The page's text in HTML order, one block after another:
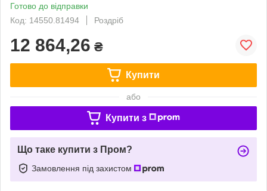
Готово до відправки
Код: 14550.81494
Роздріб
12 864,26 ₴
Купити
або
Купити з
Що таке купити з Пром?
Замовлення під захистом